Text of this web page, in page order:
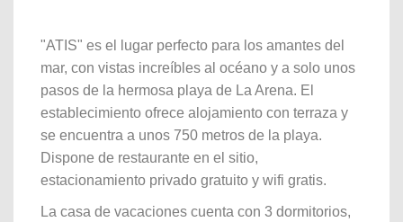
"ATIS" es el lugar perfecto para los amantes del
mar, con vistas increíbles al océano y a solo unos
pasos de la hermosa playa de La Arena. El
establecimiento ofrece alojamiento con terraza y
se encuentra a unos 750 metros de la playa.
Dispone de restaurante en el sitio,
estacionamiento privado gratuito y wifi gratis.
La casa de vacaciones cuenta con 3 dormitorios,